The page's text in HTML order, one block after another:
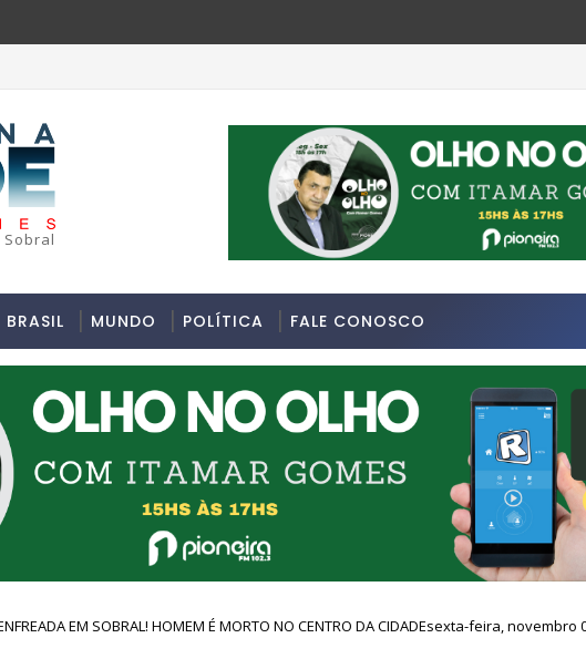
Sobral
BRASIL MUNDO POLÍTICA FALE CONOSCO
EM SOBRAL! HOMEM É MORTO NO CENTRO DA CIDADEsexta-feira, novembro